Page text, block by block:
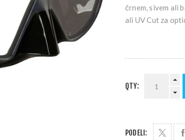
črnem, sivem ali
ali UV Cut za
QTY:
PODELI: